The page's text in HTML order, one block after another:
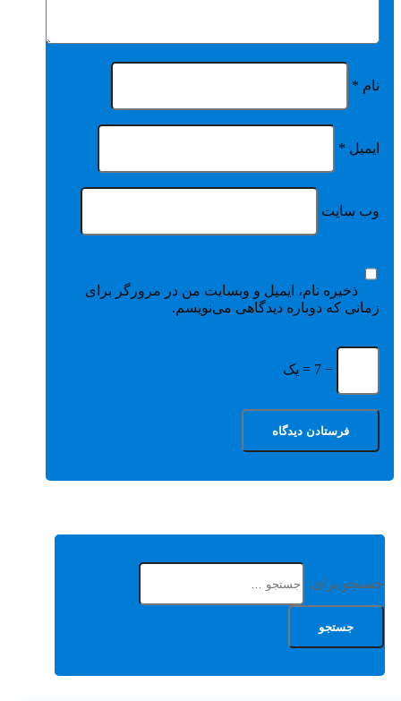
نام *
ایمیل *
وب‌ سایت
ذخیره نام، ایمیل و وبسایت من در مرورگر برای
زمانی که دوباره دیدگاهی می‌نویسم.
− 7 = یک
جستجو برای: